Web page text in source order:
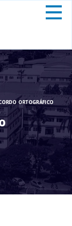
ORTOGRÁFICO